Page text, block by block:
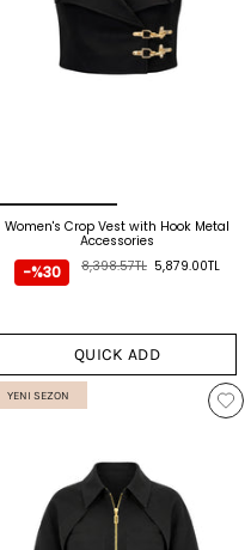
Women's Crop Vest with Hook Metal
Accessories
5,879.00TL
8,398.57TL
-%30
QUICK ADD
YENI SEZON